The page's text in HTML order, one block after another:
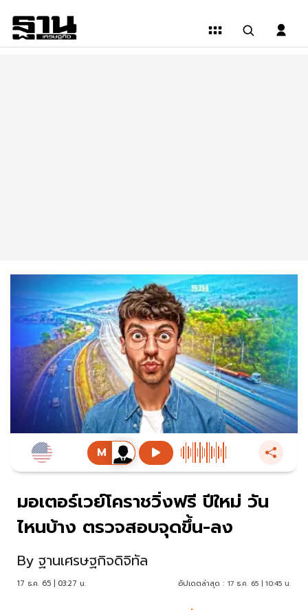
มอเตอร์เวย์โคราชวิ่งฟรี ปีใหม่ วัน
ไหนบ้าง ตรวจสอบจุดขึ้น-ลง
By ฐานเศรษฐกิจดิจิทัล
17 ธ.ค. 65 | 03:27 น. อัปเดตล่าสุด : 17 ธ.ค. 65 | 10:45 น.